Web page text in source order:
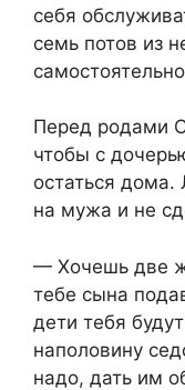
себя
семь потов из
Перед родами
чтобы с
остаться
на мужа и не
— Хочешь две
тебе сына
дети тебя
наполовину
надо, дать им